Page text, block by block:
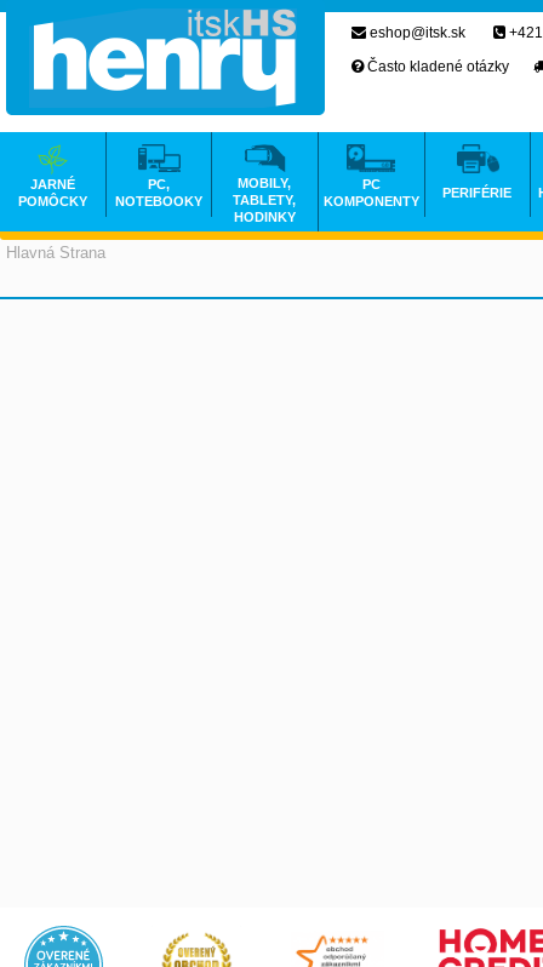
Hlavná Strana
eshop@itsk.sk
Často kladené otázky
JARNÉ
POMÔCKY
PC,
NOTEBOOKY
MOBILY,
TABLETY,
HODINKY
PC
KOMPONENTY
PERIFÉRIE